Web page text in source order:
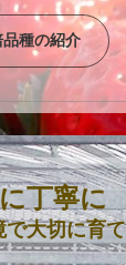
品種の紹介
丁寧に
大切に育